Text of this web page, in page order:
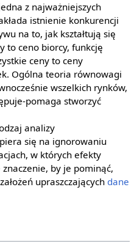
z najważniejszych
istnienie konkurencji
na to, jak kształtują się
to ceno biorcy, funkcję
ceny to ceny
Ogólna teoria równowagi
wszelkich rynków,
pomaga stworzyć
analizy
się na ignorowaniu
w których efekty
by je pominąć,
upraszczających dane